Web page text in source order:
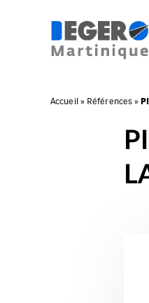
Accueil» Références»